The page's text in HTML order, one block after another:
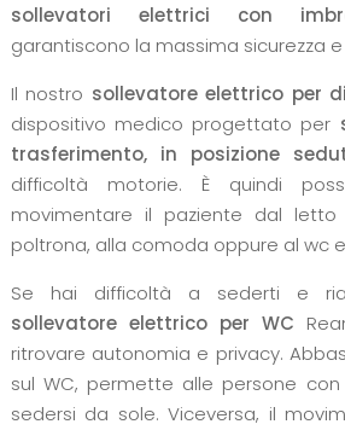
sollevatori elettrici con
garantiscono la massima sicurezza e
Il nostro sollevatore elettrico per
dispositivo medico progettato per
trasferimento, in posizione
difficoltà motorie. È quindi
movimentare il paziente dal letto
poltrona, alla comoda oppure al wc
Se hai difficoltà a sederti e
sollevatore elettrico per WC
ritrovare autonomia e privacy.
sul WC, permette alle persone
sedersi da sole. Viceversa, il